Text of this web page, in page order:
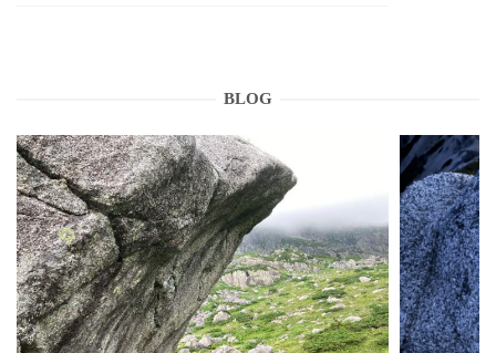
BLOG